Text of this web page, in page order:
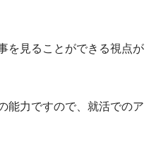
を見ることができる視点が
能力ですので、就活でのア